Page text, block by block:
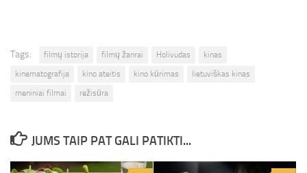
Tags: filmų istorija filmų žanrai Holivudas
kinas
kinematografija
kino ateitis kino kūrimas
lietuviškas kinas
meniniai filmai
režisūra
JUMS TAIP PAT GALI PATIKTI...